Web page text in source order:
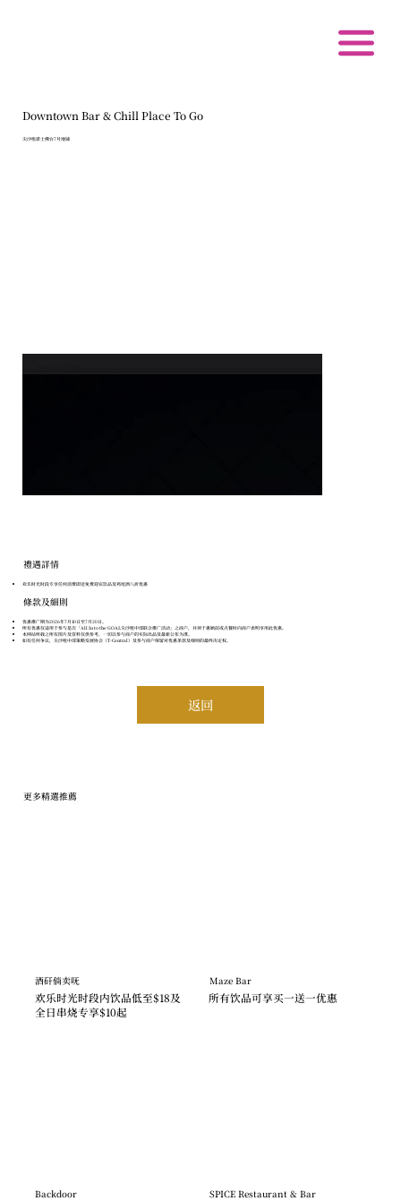
Downtown Bar & Chill Place To Go
尖沙咀诺士佛台7号地铺
​禮遇詳情
欢乐时光时段专享任何消费即送免费迎宾饮品及鸡尾酒八折优惠
條款及細則
优惠推广期为2026年7月10日至7月20日。
所有优惠仅适用于参与是次「All In to the GOAL尖沙咀中部联合推广活动」之商户，并须于惠顾前或点餐时向商户表明享用此优惠。
本网站所载之所有图片及资料仅供参考，一切以参与商户的实际出品及最新公布为准。
如有任何争议，尖沙咀中部策略发展协会（T-Central）及参与商户保留对优惠条款及细则的最终决定权。
返回
更多精選推薦
酒矸倘卖呒
欢乐时光时段内饮品低至$18及
全日串烧专享$10起
Maze Bar
所有饮品可享买一送一优惠
Backdoor SPICE Restaurant & Bar